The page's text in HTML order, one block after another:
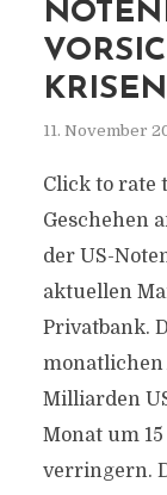
11. November
Click to rate
Geschehen
der US-
aktuellen
Privatbank.
monatlichen
Milliarden
Monat um
verringern.